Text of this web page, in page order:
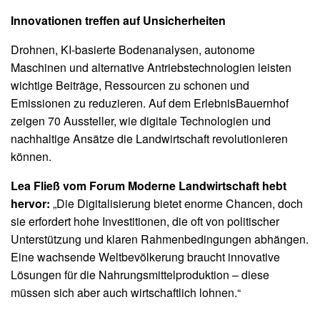
Innovationen treffen auf Unsicherheiten
Drohnen, KI-basierte Bodenanalysen, autonome
Maschinen und alternative Antriebstechnologien leisten
wichtige Beiträge, Ressourcen zu schonen und
Emissionen zu reduzieren. Auf dem ErlebnisBauernhof
zeigen 70 Aussteller, wie digitale Technologien und
nachhaltige Ansätze die Landwirtschaft revolutionieren
können.
Lea Fließ vom Forum Moderne Landwirtschaft hebt
hervor: „Die Digitalisierung bietet enorme Chancen, doch
sie erfordert hohe Investitionen, die oft von politischer
Unterstützung und klaren Rahmenbedingungen abhängen.
Eine wachsende Weltbevölkerung braucht innovative
Lösungen für die Nahrungsmittelproduktion – diese
müssen sich aber auch wirtschaftlich lohnen.“